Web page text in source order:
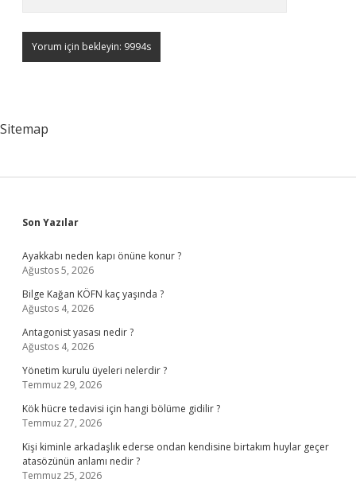
Sitemap
Sidebar
Son Yazılar
Ayakkabı neden kapı önüne konur ?
Ağustos 5, 2026
Bilge Kağan KÖFN kaç yaşında ?
Ağustos 4, 2026
Antagonist yasası nedir ?
Ağustos 4, 2026
Yönetim kurulu üyeleri nelerdir ?
Temmuz 29, 2026
Kök hücre tedavisi için hangi bölüme gidilir ?
Temmuz 27, 2026
Kişi kiminle arkadaşlık ederse ondan kendisine birtakım huylar geçer
atasözünün anlamı nedir ?
Temmuz 25, 2026